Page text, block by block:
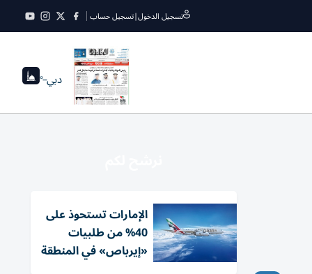
تسجيل الدخول|تسجيل حساب
دبي--°
الإمارات تستحوذ على
40% من طلبيات
«إيرباص» في المنطقة